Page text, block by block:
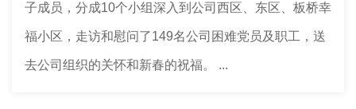
子成员，分成10个小组深入到公司西区、东区、板桥幸
福小区，走访和慰问了149名公司困难党员及职工，送
去公司组织的关怀和新春的祝福。 ...